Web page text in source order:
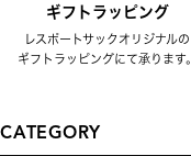
ギフトラッピング
レスポートサックオリジナルの
ギフトラッピングにて承ります。
CATEGORY